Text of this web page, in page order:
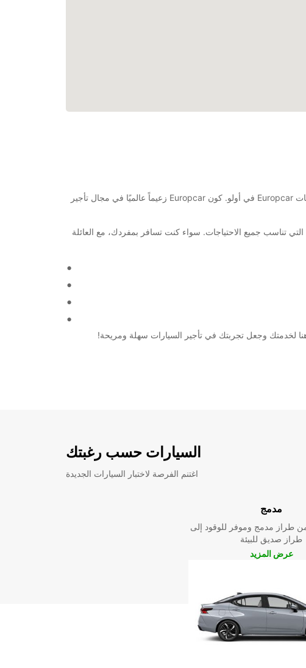
مرحبًا بك في مدينة أولو الجميلة! إذا كنت بحاجة إلى تأجير سيارة أو شاحنة لاستكشاف المدينة ومحيطها، يمكنك الاعتماد على خدمات Europcar في أولو. كون Europcar زعيماً عالميًا في مجال تأجير
تناسب جميع الاحتياجات. سواء كنت تسافر بمفردك، مع العائلة
السيارات حسب رغبتك
اغتنم الفرصة لاختبار السيارات الجديدة
مدمج
طراز مدمج وموفر للوقود إلى
طراز صديق للبيئة
عرض المزيد